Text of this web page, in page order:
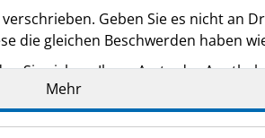
Geben Sie es nicht an
die gleichen Beschwerden haben
Sie sich an Ihren Arzt oder
angegeben sind. Siehe
Mehr